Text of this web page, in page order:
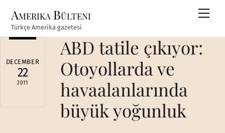
content
Amerika Bülteni
Türkçe Amerika gazetesi
DECEMBER
22
2011
ABD tatile çıkıyor:
Otoyollarda ve
havaalanlarında
büyük yoğunluk